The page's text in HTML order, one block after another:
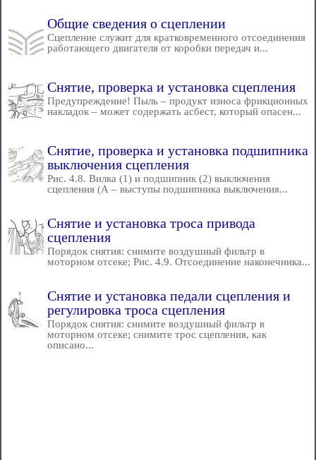
Общие сведения о сцеплении
Сцепление служит для кратковременного отсоединения
работающего двигателя от коробки передач и...
Снятие, проверка и установка сцепления
Предупреждение! Пыль – продукт износа фрикционных
накладок – может содержать асбест, который опасен...
Снятие, проверка и установка подшипника
выключения сцепления
Рис. 4.8. Вилка (1) и подшипник (2) выключения
сцепления (А – выступы подшипника выключения...
Снятие и установка троса привода
сцепления
Порядок снятия: снимите воздушный фильтр в
моторном отсеке; Рис. 4.9. Отсоединение наконечника...
Снятие и установка педали сцепления и
регулировка троса сцепления
Порядок снятия: снимите воздушный фильтр в
моторном отсеке; снимите трос сцепления, как
описано...